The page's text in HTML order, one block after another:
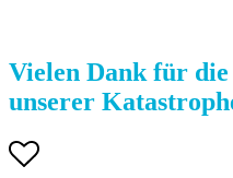
Vielen Dank für
unserer